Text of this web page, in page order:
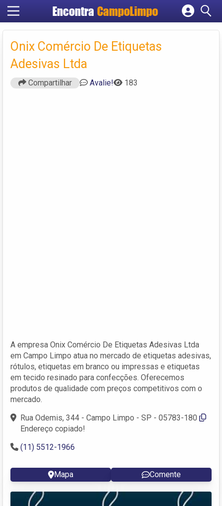
Encontra CampoLimpo
Cadastrar empresa
Criar conta
Onix Comércio De Etiquetas
Adesivas Ltda
Compartilhar Avalie! 183
A empresa Onix Comércio De Etiquetas Adesivas Ltda
em Campo Limpo atua no mercado de etiquetas adesivas,
rótulos, etiquetas em branco ou impressas e etiquetas
em tecido resinado para confecções. Oferecemos
produtos de qualidade com preços competitivos com o
mercado.
Rua Odemis, 344 - Campo Limpo - SP - 05783-180
Endereço copiado!
(11) 5512-1966
Mapa Comente